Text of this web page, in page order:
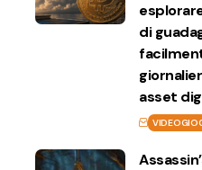
di
asset